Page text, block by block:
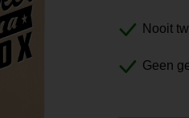
Nooit
Geen